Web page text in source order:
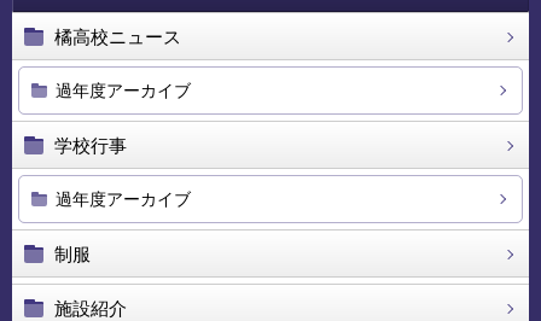
橘高校ニュース
過年度アーカイブ
学校行事
過年度アーカイブ
制服
施設紹介